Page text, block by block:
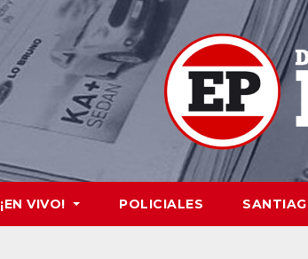
¡EN VIVO! POLICIALES